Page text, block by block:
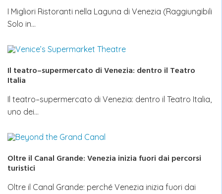
I Migliori Ristoranti nella Laguna di Venezia (Raggiungibili
Solo in…
Il teatro–supermercato di Venezia: dentro il Teatro
Italia
Il teatro–supermercato di Venezia: dentro il Teatro Italia,
uno dei…
Oltre il Canal Grande: Venezia inizia fuori dai percorsi
turistici
Oltre il Canal Grande: perché Venezia inizia fuori dai